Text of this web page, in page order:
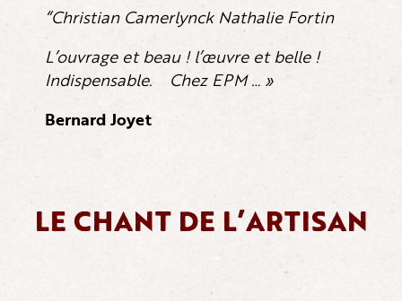
“Christian Camerlynck Nathalie Fortin
L’ouvrage et beau ! l’œuvre et belle !
Indispensable. Chez EPM … »
Bernard Joyet
LE CHANT DE L’ARTISAN